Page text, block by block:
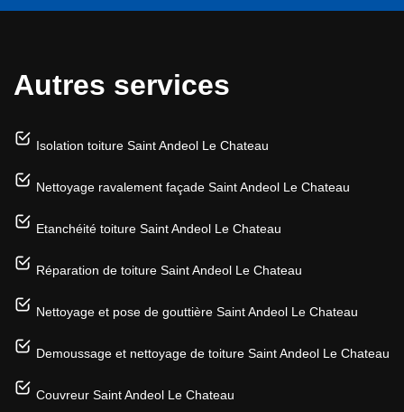
Autres services
Isolation toiture Saint Andeol Le Chateau
Nettoyage ravalement façade Saint Andeol Le Chateau
Etanchéité toiture Saint Andeol Le Chateau
Réparation de toiture Saint Andeol Le Chateau
Nettoyage et pose de gouttière Saint Andeol Le Chateau
Demoussage et nettoyage de toiture Saint Andeol Le Chateau
Couvreur Saint Andeol Le Chateau